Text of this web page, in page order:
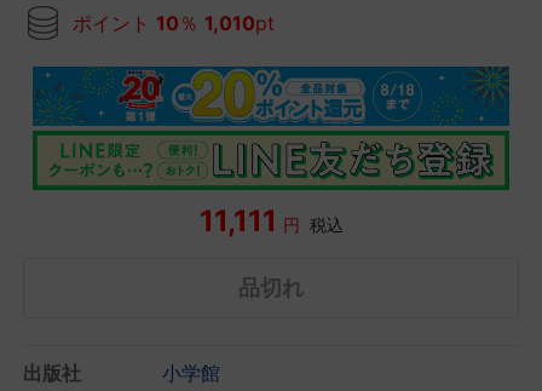
ポイント 10 ％ 1,010pt
11,111 円 税込
品切れ
出版社 小学館